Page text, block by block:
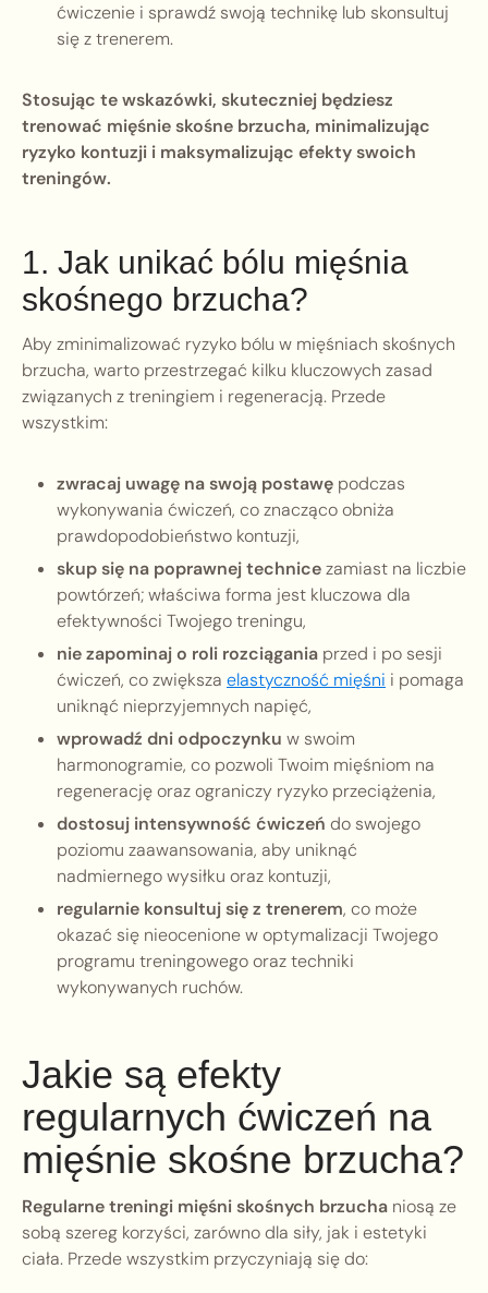
ćwiczenie i sprawdź swoją technikę lub skonsultuj
się z trenerem.
Stosując te wskazówki, skuteczniej będziesz
trenować mięśnie skośne brzucha, minimalizując
ryzyko kontuzji i maksymalizując efekty swoich
treningów.
1. Jak unikać bólu mięśnia
skośnego brzucha?
Aby zminimalizować ryzyko bólu w mięśniach skośnych
brzucha, warto przestrzegać kilku kluczowych zasad
związanych z treningiem i regeneracją. Przede
wszystkim:
zwracaj uwagę na swoją postawę podczas
wykonywania ćwiczeń, co znacząco obniża
prawdopodobieństwo kontuzji,
skup się na poprawnej technicezamiast na liczbie
powtórzeń; właściwa forma jest kluczowa dla
efektywności Twojego treningu,
nie zapominaj o roli rozciągania przed i po sesji
ćwiczeń, co zwiększa elastyczność mięśni i pomaga
uniknąć nieprzyjemnych napięć,
wprowadź dni odpoczynku w swoim
harmonogramie, co pozwoli Twoim mięśniom na
regenerację oraz ograniczy ryzyko przeciążenia,
dostosuj intensywność ćwiczeń do swojego
poziomu zaawansowania, aby uniknąć
nadmiernego wysiłku oraz kontuzji,
regularnie konsultuj się z trenerem, co może
okazać się nieocenione w optymalizacji Twojego
programu treningowego oraz techniki
wykonywanych ruchów.
Jakie są efekty
regularnych ćwiczeń na
mięśnie skośne brzucha?
Regularne treningi mięśni skośnych brzucha niosą ze
sobą szereg korzyści, zarówno dla siły, jak i estetyki
ciała. Przede wszystkim przyczyniają się do: